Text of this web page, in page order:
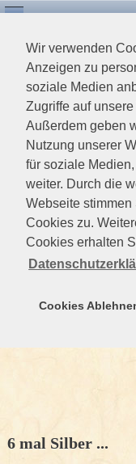
Wir verwenden
Anzeigen zu
soziale Medien
Zugriffe auf
Außerdem geben
Nutzung unserer
für soziale
weiter. Durch die
Webseite
Cookies zu.
Cookies erhalten
Cookies
6 mal Silber ...